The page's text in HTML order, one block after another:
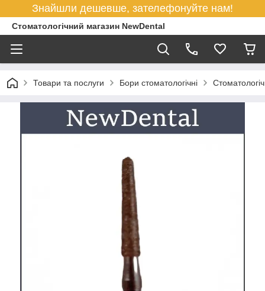
Знайшли дешевше, зателефонуйте нам!
Стоматологічний магазин NewDental
Товари та послуги Бори стоматологічні